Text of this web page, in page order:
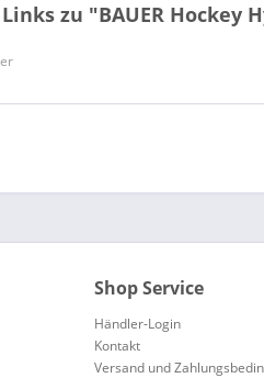
zu "BAUER Hockey
Shop Service
Händler-Login
Kontakt
Versand und